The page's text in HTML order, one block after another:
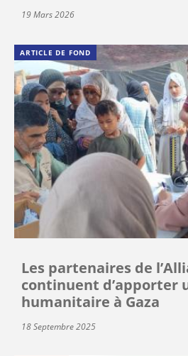
19 Mars 2026
ARTICLE DE FOND
Les partenaires de
continuent d’apporter
humanitaire à Gaza
18 Septembre 2025